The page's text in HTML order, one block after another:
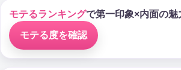
モテるランキングで第一印象×内面の
モテる度を確認